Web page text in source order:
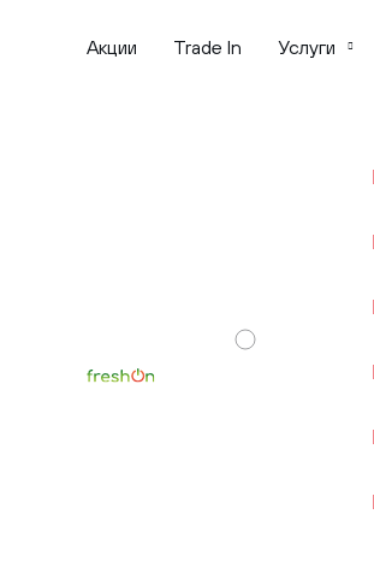
Акции Trade In Услуги